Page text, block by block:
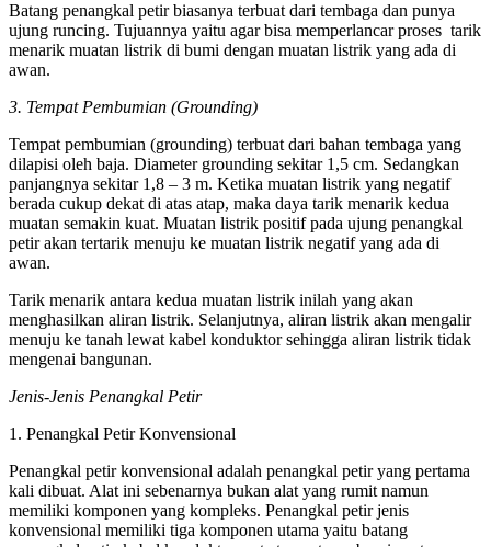
Batang penangkal petir biasanya terbuat dari tembaga dan punya
ujung runcing. Tujuannya yaitu agar bisa memperlancar proses tarik
menarik muatan listrik di bumi dengan muatan listrik yang ada di
awan.
3. Tempat Pembumian (Grounding)
Tempat pembumian (grounding) terbuat dari bahan tembaga yang
dilapisi oleh baja. Diameter grounding sekitar 1,5 cm. Sedangkan
panjangnya sekitar 1,8 – 3 m. Ketika muatan listrik yang negatif
berada cukup dekat di atas atap, maka daya tarik menarik kedua
muatan semakin kuat. Muatan listrik positif pada ujung penangkal
petir akan tertarik menuju ke muatan listrik negatif yang ada di
awan.
Tarik menarik antara kedua muatan listrik inilah yang akan
menghasilkan aliran listrik. Selanjutnya, aliran listrik akan mengalir
menuju ke tanah lewat kabel konduktor sehingga aliran listrik tidak
mengenai bangunan.
Jenis-Jenis Penangkal Petir
1. Penangkal Petir Konvensional
Penangkal petir konvensional adalah penangkal petir yang pertama
kali dibuat. Alat ini sebenarnya bukan alat yang rumit namun
memiliki komponen yang kompleks. Penangkal petir jenis
konvensional memiliki tiga komponen utama yaitu batang